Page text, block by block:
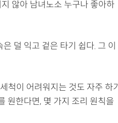
않아 남녀노소 누구나 좋아하
덜 익고 겉은 타기 쉽다. 그 이
척이 어려워지는 것도 자주 하기
원한다면, 몇 가지 조리 원칙을